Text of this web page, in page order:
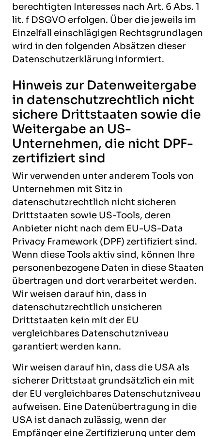
berechtigten Interesses nach Art. 6 Abs. 1
lit. f DSGVO erfolgen. Über die jeweils im
Einzelfall einschlägigen Rechtsgrundlagen
wird in den folgenden Absätzen dieser
Datenschutzerklärung informiert.
Hinweis zur Datenweitergabe
in datenschutzrechtlich nicht
sichere Drittstaaten sowie die
Weitergabe an US-
Unternehmen, die nicht DPF-
zertifiziert sind
Wir verwenden unter anderem Tools von
Unternehmen mit Sitz in
datenschutzrechtlich nicht sicheren
Drittstaaten sowie US-Tools, deren
Anbieter nicht nach dem EU-US-Data
Privacy Framework (DPF) zertifiziert sind.
Wenn diese Tools aktiv sind, können Ihre
personenbezogene Daten in diese Staaten
übertragen und dort verarbeitet werden.
Wir weisen darauf hin, dass in
datenschutzrechtlich unsicheren
Drittstaaten kein mit der EU
vergleichbares Datenschutzniveau
garantiert werden kann.
Wir weisen darauf hin, dass die USA als
sicherer Drittstaat grundsätzlich ein mit
der EU vergleichbares Datenschutzniveau
aufweisen. Eine Datenübertragung in die
USA ist danach zulässig, wenn der
Empfänger eine Zertifizierung unter dem